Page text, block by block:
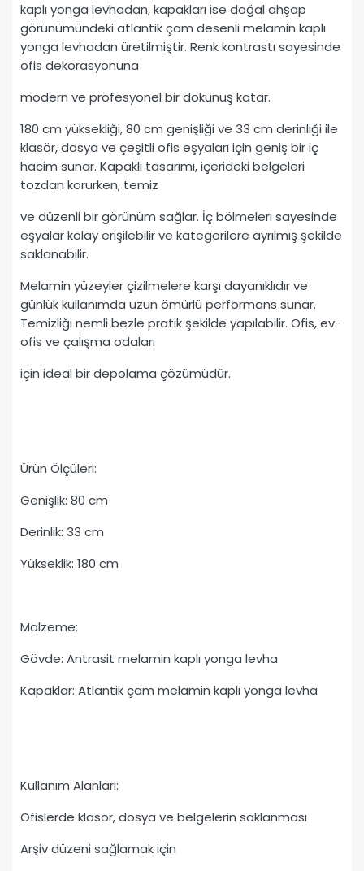
kaplı yonga levhadan, kapakları ise doğal ahşap
görünümündeki atlantik çam desenli melamin kaplı
yonga levhadan üretilmiştir. Renk kontrastı sayesinde
ofis dekorasyonuna
modern ve profesyonel bir dokunuş katar.
180 cm yüksekliği, 80 cm genişliği ve 33 cm derinliği ile
klasör, dosya ve çeşitli ofis eşyaları için geniş bir iç
hacim sunar. Kapaklı tasarımı, içerideki belgeleri
tozdan korurken, temiz
ve düzenli bir görünüm sağlar. İç bölmeleri sayesinde
eşyalar kolay erişilebilir ve kategorilere ayrılmış şekilde
saklanabilir.
Melamin yüzeyler çizilmelere karşı dayanıklıdır ve
günlük kullanımda uzun ömürlü performans sunar.
Temizliği nemli bezle pratik şekilde yapılabilir. Ofis, ev-
ofis ve çalışma odaları
için ideal bir depolama çözümüdür.
Ürün Ölçüleri:
Genişlik: 80 cm
Derinlik: 33 cm
Yükseklik: 180 cm
Malzeme:
Gövde: Antrasit melamin kaplı yonga levha
Kapaklar: Atlantik çam melamin kaplı yonga levha
Kullanım Alanları:
Ofislerde klasör, dosya ve belgelerin saklanması
Arşiv düzeni sağlamak için